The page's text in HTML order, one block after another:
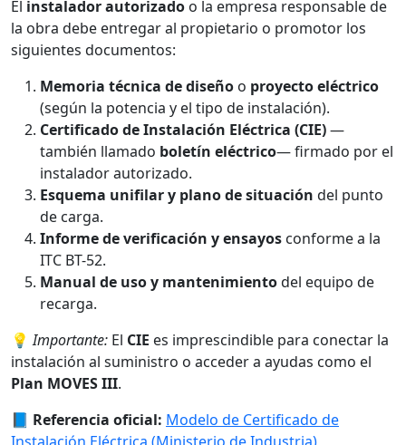
El instalador autorizado o la empresa responsable de
la obra debe entregar al propietario o promotor los
siguientes documentos:
Memoria técnica de diseño o proyecto eléctrico
(según la potencia y el tipo de instalación).
Certificado de Instalación Eléctrica (CIE)—
también llamado boletín eléctrico— firmado por el
instalador autorizado.
Esquema unifilar y plano de situación del punto
de carga.
Informe de verificación y ensayos conforme a la
ITC BT-52.
Manual de uso y mantenimientodel equipo de
recarga.
💡Importante: El CIE es imprescindible para conectar la
instalación al suministro o acceder a ayudas como el
Plan MOVES III.
📘 Referencia oficial: Modelo de Certificado de
Instalación Eléctrica (Ministerio de Industria)